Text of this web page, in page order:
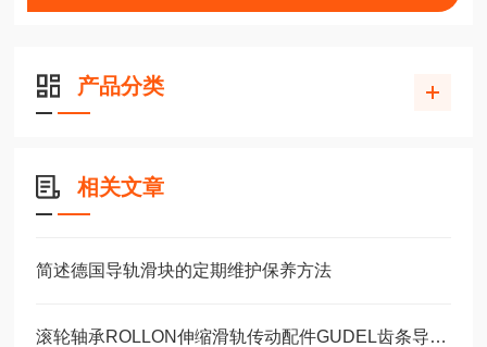
产品分类
相关文章
简述德国导轨滑块的定期维护保养方法
滚轮轴承ROLLON伸缩滑轨传动配件GUDEL齿条导轨福业选购